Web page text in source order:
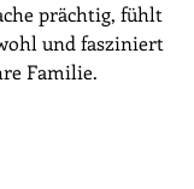
prächtig, fühlt
und fasziniert
Familie.